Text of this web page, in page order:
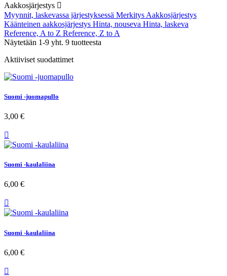
Aakkosjärjestys 
Myynnit, laskevassa järjestyksessä Merkitys Aakkosjärjestys
Käänteinen aakkosjärjestys Hinta, nouseva Hinta, laskeva
Reference, A to Z Reference, Z to A
Näytetään 1-9 yht. 9 tuotteesta
Aktiiviset suodattimet
Suomi -juomapullo
3,00 €

Suomi -kaulaliina
6,00 €

Suomi -kaulaliina
6,00 €
